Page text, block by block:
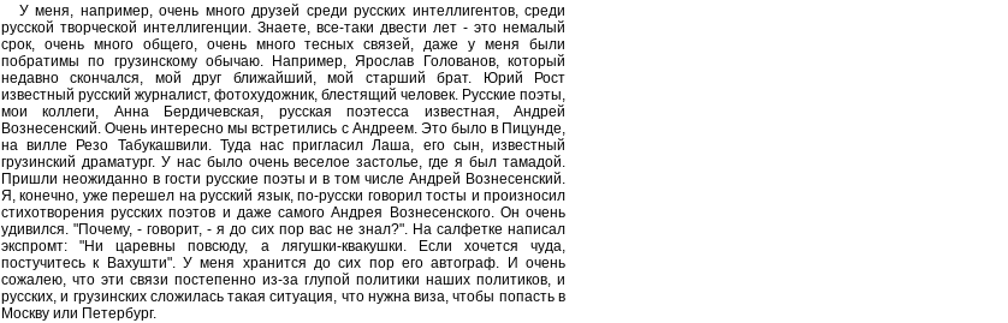
У меня, например, очень много друзей среди русских интеллигентов, среди
русской творческой интеллигенции. Знаете, все-таки двести лет - это немалый
срок, очень много общего, очень много тесных связей, даже у меня были
побратимы по грузинскому обычаю. Например, Ярослав Голованов, который
недавно скончался, мой друг ближайший, мой старший брат. Юрий Рост
известный русский журналист, фотохудожник, блестящий человек. Русские поэты,
мои коллеги, Анна Бердичевская, русская поэтесса известная, Андрей
Вознесенский. Очень интересно мы встретились с Андреем. Это было в Пицунде,
на вилле Резо Табукашвили. Туда нас пригласил Лаша, его сын, известный
грузинский драматург. У нас было очень веселое застолье, где я был тамадой.
Пришли неожиданно в гости русские поэты и в том числе Андрей Вознесенский.
Я, конечно, уже перешел на русский язык, по-русски говорил тосты и произносил
стихотворения русских поэтов и даже самого Андрея Вознесенского. Он очень
удивился. "Почему, - говорит, - я до сих пор вас не знал?". На салфетке написал
экспромт: "Ни царевны повсюду, а лягушки-квакушки. Если хочется чуда,
постучитесь к Вахушти". У меня хранится до сих пор его автограф. И очень
сожалею, что эти связи постепенно из-за глупой политики наших политиков, и
русских, и грузинских сложилась такая ситуация, что нужна виза, чтобы попасть в
Москву или Петербург.